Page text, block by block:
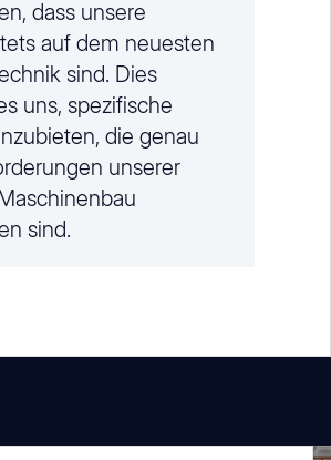
dass unsere
auf dem neuesten
sind. Dies
uns, spezifische
die genau
unserer
sind.